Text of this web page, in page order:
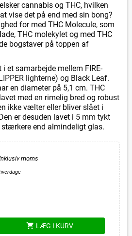
cannabis og THC, hvilken
vise det på end med sin bong?
for med THC Molecule, som
THC molekylet og med THC
bogstaver på toppen af
et samarbejde mellem FIRE-
lighterne) og Black Leaf.
en diameter på 5,1 cm. THC
med en rimelig bred og robust
ikke vælter eller bliver slået i
er desuden lavet i 5 mm tykt
end almindeligt glas.
moms
shopping_cart LÆG I KURV